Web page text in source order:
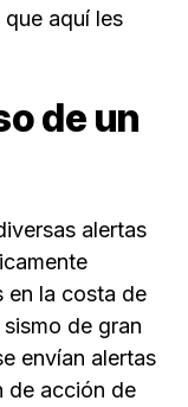
aquí les
de un
alertas
en la costa de
de gran
envían alertas
de acción de